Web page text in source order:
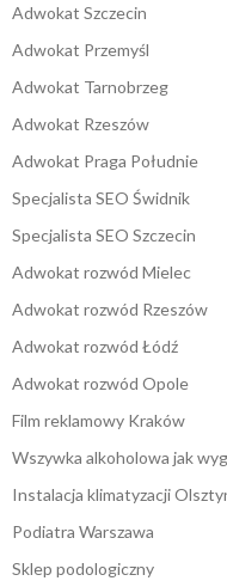
Adwokat Szczecin
Adwokat Przemyśl
Adwokat Tarnobrzeg
Adwokat Rzeszów
Adwokat Praga Południe
Specjalista SEO Świdnik
Specjalista SEO Szczecin
Adwokat rozwód Mielec
Adwokat rozwód Rzeszów
Adwokat rozwód Łódź
Adwokat rozwód Opole
Film reklamowy Kraków
Wszywka alkoholowa jak
Instalacja klimatyzacji
Podiatra Warszawa
Sklep podologiczny